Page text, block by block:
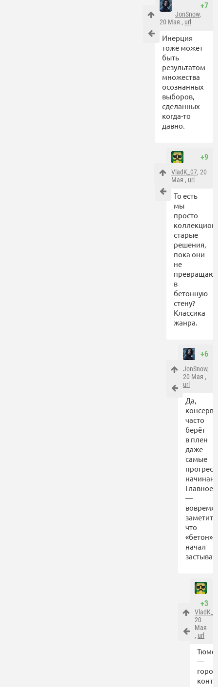
+7
JonSnow,
20 Мая , url
Инерция
тоже может
быть
результатом
множества
осознанных
выборов,
сделанных
когда-то
давно.
+9
VladK_07, 20
Мая , url
То есть
мы
просто
старые
решения,
пока они
не
в
бетонную
стену?
Классика
жанра.
+6
JonSnow,
20 Мая ,
url
Да,
часто
берёт
в плен
даже
самые
Главное
—
вовремя
что
«бетон»
начал
+3
20
Мая
, url
—
город